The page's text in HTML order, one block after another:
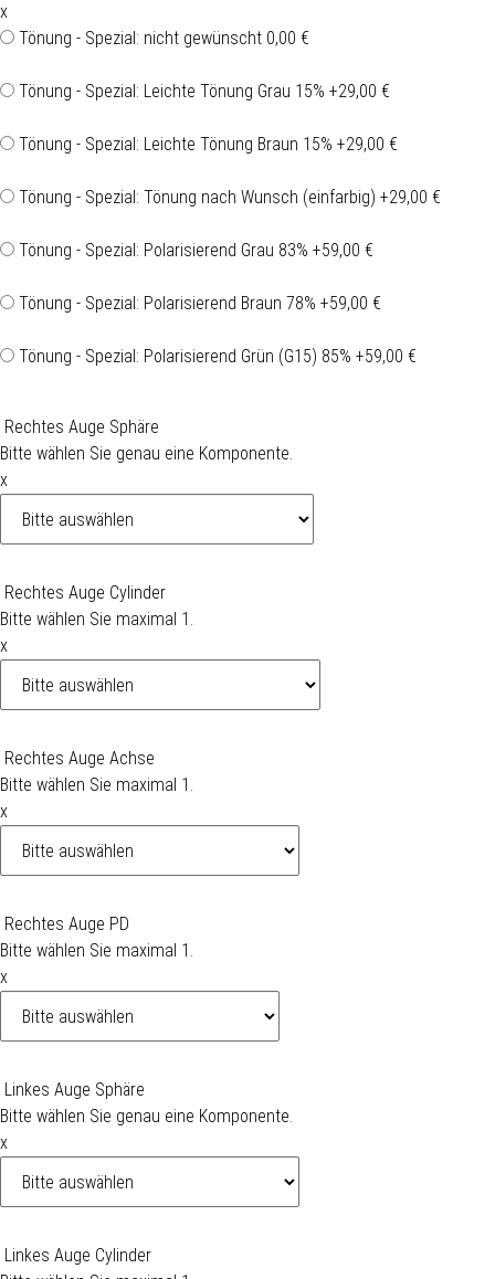
x
Tönung - Spezial: nicht gewünscht 0,00 €
Tönung - Spezial: Leichte Tönung Grau 15% +29,00 €
Tönung - Spezial: Leichte Tönung Braun 15% +29,00 €
Tönung - Spezial: Tönung nach Wunsch (einfarbig) +29,00 €
Tönung - Spezial: Polarisierend Grau 83% +59,00 €
Tönung - Spezial: Polarisierend Braun 78% +59,00 €
Tönung - Spezial: Polarisierend Grün (G15) 85% +59,00 €
Rechtes Auge Sphäre
Bitte wählen Sie genau eine Komponente.
x
Rechtes Auge Cylinder
Bitte wählen Sie maximal 1.
x
Rechtes Auge Achse
Bitte wählen Sie maximal 1.
x
Rechtes Auge PD
Bitte wählen Sie maximal 1.
x
Linkes Auge Sphäre
Bitte wählen Sie genau eine Komponente.
x
Linkes Auge Cylinder